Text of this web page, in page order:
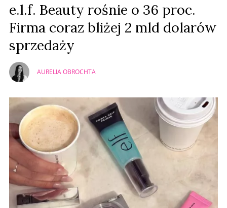
e.l.f. Beauty rośnie o 36 proc.
Firma coraz bliżej 2 mld dolarów
sprzedaży
AURELIA OBROCHTA